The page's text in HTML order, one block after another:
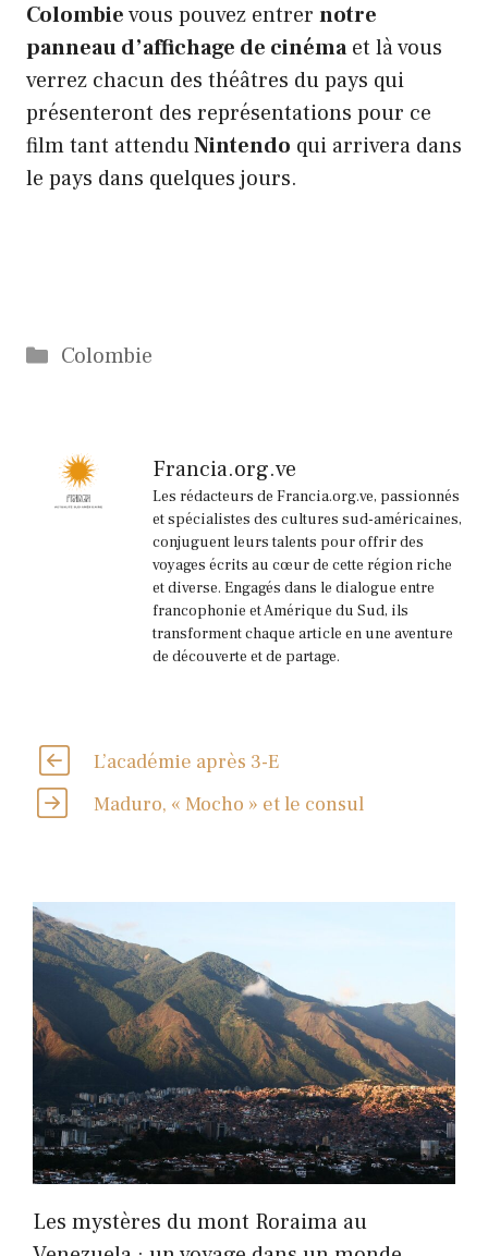
Colombievous pouvez entrer notre
panneau d’affichage de cinémaet là vous
verrez chacun des théâtres du pays qui
présenteront des représentations pour ce
film tant attenduNintendo qui arrivera dans
le pays dans quelques jours.
Catégories
Colombie
Francia.org.ve
Les rédacteurs de Francia.org.ve, passionnés
et spécialistes des cultures sud-américaines,
conjuguent leurs talents pour offrir des
voyages écrits au cœur de cette région riche
et diverse. Engagés dans le dialogue entre
francophonie et Amérique du Sud, ils
transforment chaque article en une aventure
de découverte et de partage.
L’académie après 3-E
Maduro, « Mocho » et le consul
Les mystères du mont Roraima au